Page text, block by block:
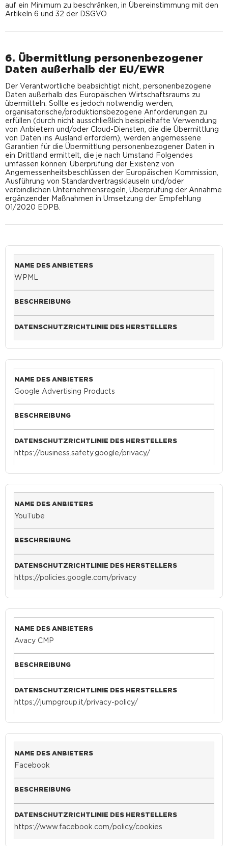
auf ein Minimum zu beschränken, in Übereinstimmung mit den
Artikeln 6 und 32 der DSGVO.
6. Übermittlung personenbezogener
Daten außerhalb der EU/EWR
Der Verantwortliche beabsichtigt nicht, personenbezogene
Daten außerhalb des Europäischen Wirtschaftsraums zu
übermitteln. Sollte es jedoch notwendig werden,
organisatorische/produktionsbezogene Anforderungen zu
erfüllen (durch nicht ausschließlich beispielhafte Verwendung
von Anbietern und/oder Cloud-Diensten, die die Übermittlung
von Daten ins Ausland erfordern), werden angemessene
Garantien für die Übermittlung personenbezogener Daten in
ein Drittland ermittelt, die je nach Umstand Folgendes
umfassen können: Überprüfung der Existenz von
Angemessenheitsbeschlüssen der Europäischen Kommission,
Ausführung von Standardvertragsklauseln und/oder
verbindlichen Unternehmensregeln, Überprüfung der Annahme
ergänzender Maßnahmen in Umsetzung der Empfehlung
01/2020 EDPB.
WPML
Google Advertising Products
https://business.safety.google/privacy/
YouTube
https://policies.google.com/privacy
Avacy CMP
https://jumpgroup.it/privacy-policy/
Facebook
https://www.facebook.com/policy/cookies